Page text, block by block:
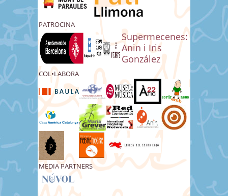
PATROCINA
Supermecenes:
Anin i Iris
González
COL•LABORA
MEDIA PARTNERS